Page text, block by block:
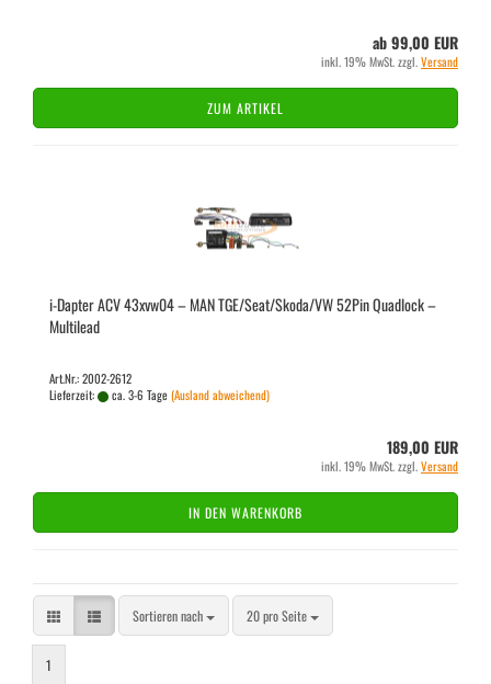
ab 99,00 EUR
inkl. 19% MwSt. zzgl.Versand
ZUM ARTIKEL
i-​Dap­ter ACV 43xvw04 – MAN TGE/Seat/Skoda/VW 52Pin Quad­lock –
Mul­ti­lead
Art.Nr.: 2002-2612
Lieferzeit:
ca. 3-6 Tage(Ausland abweichend)
189,00 EUR
inkl. 19% MwSt. zzgl.Versand
IN DEN WARENKORB
Sortieren nach
Sortieren nach 20 pro Seite
pro Seite
1